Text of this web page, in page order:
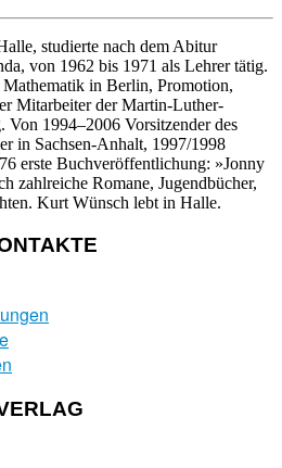
studierte nach dem Abitur
von 1962 bis 1971 als Lehrer tätig.
in Berlin, Promotion,
Mitarbeiter der Martin-Luther-
1994–2006 Vorsitzender des
in Sachsen-Anhalt, 1997/1998
erste Buchveröffentlichung: »Jonny
zahlreiche Romane, Jugendbücher,
Kurt Wünsch lebt in Halle.